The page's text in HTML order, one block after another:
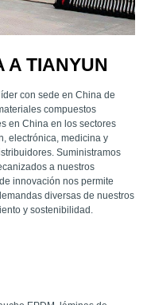
A TIANYUN
con sede en China de
compuestos
en China en los sectores
electrónica, medicina y
Suministramos
a nuestros
innovación nos permite
diversas de nuestros
y sostenibilidad.